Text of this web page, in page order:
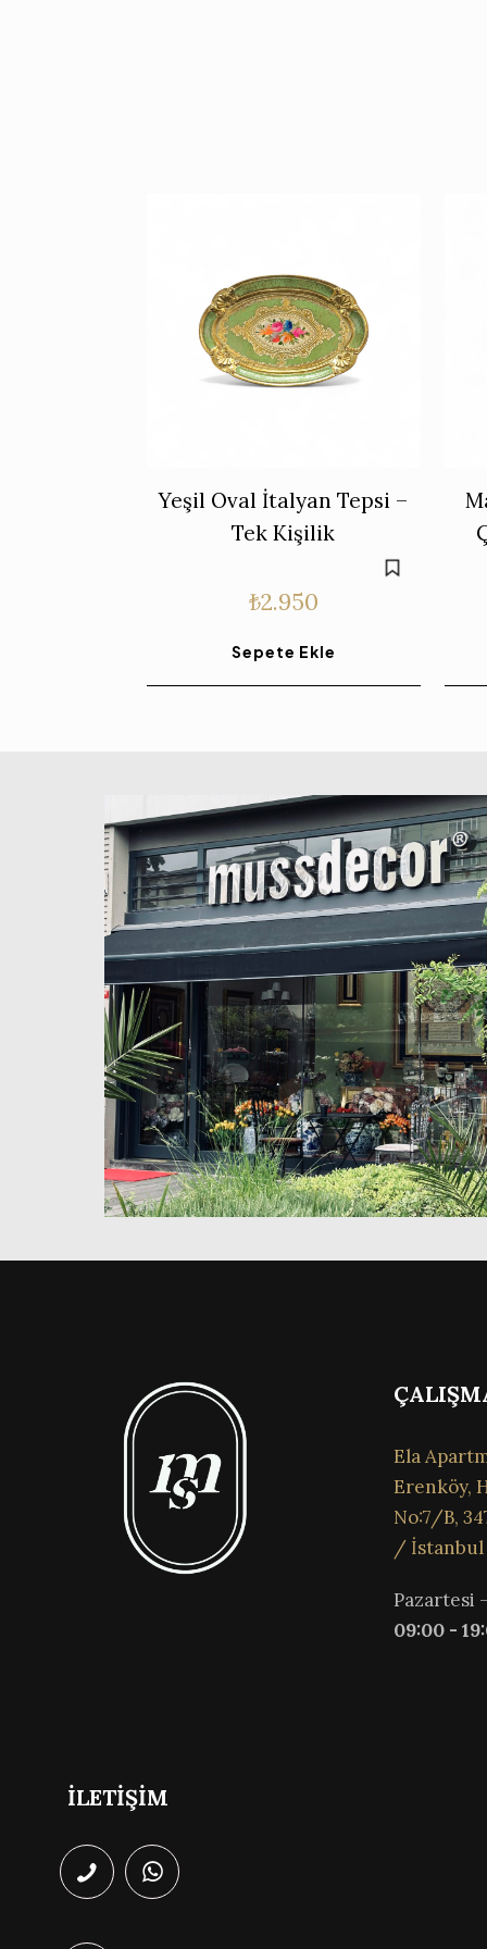
Yeşil Oval İtalyan Tepsi –
Tek Kişilik
₺2.950
Sepete Ekle
Ela
Erenköy,
No:7/B,
/ İstanbul
Pazartesi
09:00 -
İLETİŞİM